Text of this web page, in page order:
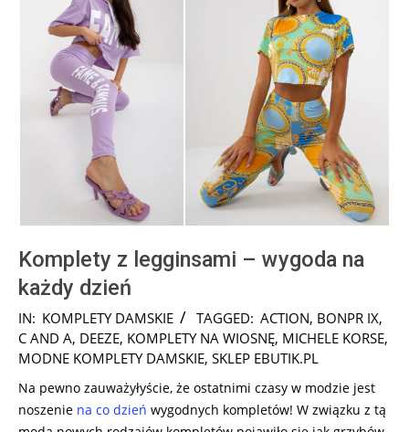
Komplety z legginsami – wygoda na
każdy dzień
2025-
05-
29
IN: KOMPLETY DAMSKIE TAGGED: ACTION, BONPR IX,
C AND A, DEEZE, KOMPLETY NA WIOSNĘ, MICHELE KORSE,
MODNE KOMPLETY DAMSKIE, SKLEP EBUTIK.PL
Na pewno zauważyłyście, że ostatnimi czasy w modzie jest
noszenie na co dzień wygodnych kompletów! W związku z tą